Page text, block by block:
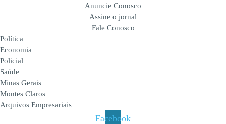
Anuncie Conosco
Assine o jornal
Fale Conosco
Política
Economia
Policial
Saúde
Minas Gerais
Montes Claros
Arquivos Empresariais
Facebook